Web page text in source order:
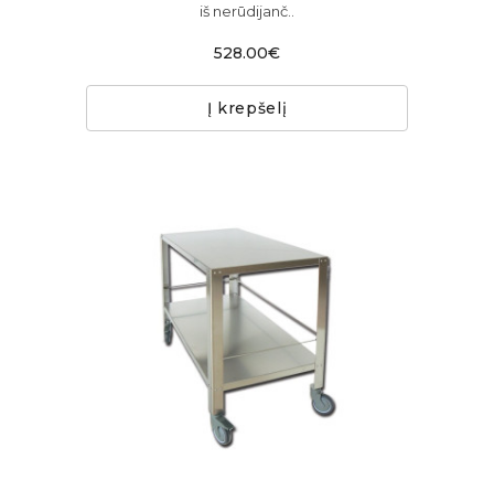
iš nerūdijanč..
528.00€
Į krepšelį